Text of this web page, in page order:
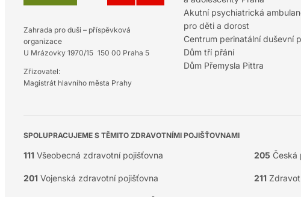
Zahrada pro duši – příspěvková
organizace
U Mrázovky 1970/15 150 00 Praha 5
Zřizovatel:
Magistrát hlavního města Prahy
Akutní psychiatrická
pro děti a dorost
Centrum perinatální duševní
Dům tří přání
Dům Přemysla Pittra
SPOLUPRACUJEME S TĚMITO ZDRAVOTNÍMI POJIŠŤOVNAMI
111 Všeobecná zdravotní pojišťovna 205 Česká
201 Vojenská zdravotní pojišťovna 211